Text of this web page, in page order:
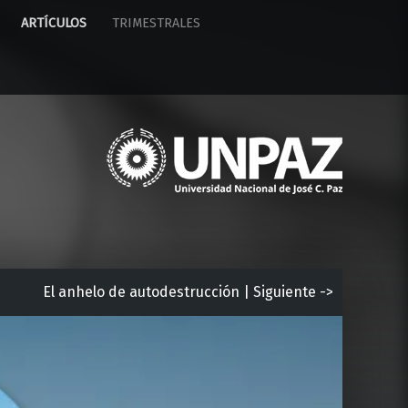
ARTÍCULOS TRIMESTRALES
U
n
i
i
d
El anhelo de autodestrucción | Siguiente ->